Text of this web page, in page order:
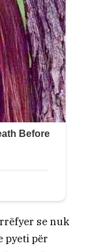
rrëfyer se nuk
pyeti për